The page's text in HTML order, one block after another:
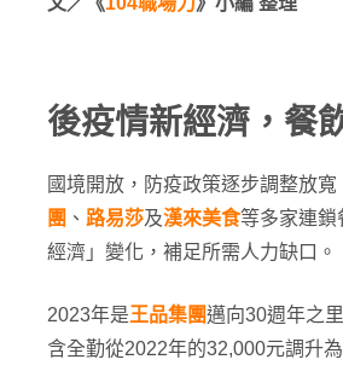
後疫情新經濟，餐
國境開放，防疫政策逐步調整放寬
團 、 路易莎及漢來美食等多家連鎖
經濟」變化，補足所需人力缺口。
2023年是王品集團邁向30週年之
含全勤從2022年的32,000元調升